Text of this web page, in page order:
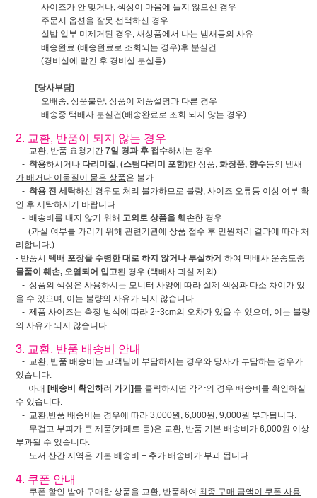
사이즈가 안 맞거나, 색상이 마음에 들지 않으신 경우
주문시 옵션을 잘못 선택하신 경우
실밥 일부 미제거된 경우, 새상품에서 나는 냄새등의 사유
배송완료 (배송완료로 조회되는 경우)후 분실건
(경비실에 맡긴 후 경비실 분실등)
[당사부담]
오배송, 상품불량, 상품이 제품설명과 다른 경우
배송중 택배사 분실건(배송완료로 조회 되지 않는 경우)
2. 교환, 반품이 되지 않는 경우
- 교환, 반품 요청기간 7일 경과 후 접수하시는 경우
- 착용하시거나 다리미질, (스팀다리미 포함)한 상품, 화장품, 향수등의 냄새
가 배거나 이물질이 뭍은 상품은 불가
- 착용 전 세탁하신 경우도 처리 불가하므로 불량, 사이즈 오류등 이상 여부 확
인 후 세탁하시기 바랍니다.
- 배송비를 내지 않기 위해 고의로 상품을 훼손한 경우
(과실 여부를 가리기 위해 관련기관에 상품 접수 후 민원처리 결과에 따라 처
리합니다.)
- 반품시 택배 포장을 수령한 대로 하지 않거나 부실하게 하여 택배사 운송도중
물품이 훼손, 오염되어 입고된 경우 (택배사 과실 제외)
- 상품의 색상은 사용하시는 모니터 사양에 따라 실제 색상과 다소 차이가 있
을 수 있으며, 이는 불량의 사유가 되지 않습니다.
- 제품 사이즈는 측정 방식에 따라 2~3cm의 오차가 있을 수 있으며, 이는 불량
의 사유가 되지 않습니다.
3. 교환, 반품 배송비 안내
- 교환, 반품 배송비는 고객님이 부담하시는 경우와 당사가 부담하는 경우가
있습니다.
아래 [배송비 확인하러 가기] 를 클릭하시면 각각의 경우 배송비를 확인하실
수 있습니다.
- 교환,반품 배송비는 경우에 따라 3,000원, 6,000원, 9,000원 부과됩니다.
- 무겁고 부피가 큰 제품(카페트 등)은 교환, 반품 기본 배송비가 6,000원 이상
부과될 수 있습니다.
- 도서 산간 지역은 기본 배송비 + 추가 배송비가 부과 됩니다.
4. 쿠폰 안내
- 쿠폰 할인 받아 구매한 상품을 교환, 반품하여 최종 구매 금액이 쿠폰 사용